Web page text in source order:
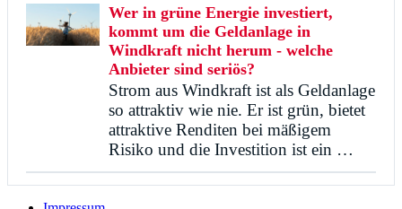
Wer in grüne Energie investiert,
kommt um die Geldanlage in
Windkraft nicht herum - welche
Anbieter sind seriös?
Strom aus Windkraft ist als Geldanlage
so attraktiv wie nie. Er ist grün, bietet
attraktive Renditen bei mäßigem
Risiko und die Investition ist ein …